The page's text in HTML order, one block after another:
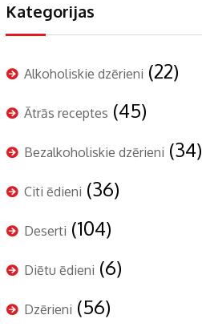
Kategorijas
Alkoholiskie dzērieni (22)
Ātrās receptes (45)
Bezalkoholiskie dzērieni (34)
Citi ēdieni (36)
Deserti (104)
Diētu ēdieni (6)
Dzērieni (56)